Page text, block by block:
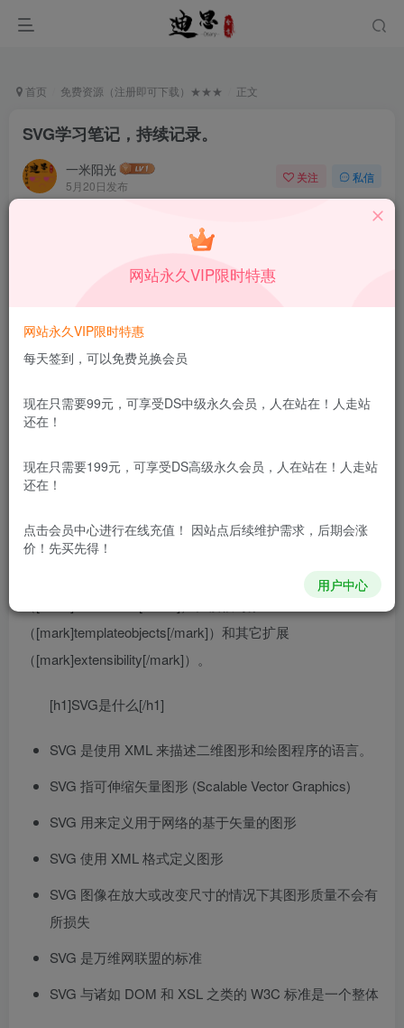
首页 免费资源（注册即可下载）★★★ 正文
SVG学习笔记，持续记录。
一米阳光
5月20日发布
关注 私信
本站所有内容来自互联网收集，仅供学习和交流，请勿用于商业
用途。如有侵权、不妥之处，请第一时间联系我们删除！
量/栅格图形。SVG提供了3种类型的图形对象：矢量图形
径）、图像([mark]image[/mark])、文本(text)。图形对象还可
进行分组、添加样式、变换、组合等操作，特征集包括嵌套
变换（[mark]nestedtransformations[/mark]）、剪切路径
（[mark]clippingpaths[/mark]）、alpha蒙板
（[mark]templateobjects[/mark]）和其它扩展
（[mark]extensibility[/mark]）。
[h1]SVG是什么[/h1]
SVG 是使用 XML 来描述二维图形和绘图程序的语言。
SVG 指可伸缩矢量图形 (Scalable Vector Graphics)
SVG 用来定义用于网络的基于矢量的图形
SVG 使用 XML 格式定义图形
SVG 图像在放大或改变尺寸的情况下其图形质量不会有
所损失
SVG 是万维网联盟的标准
SVG 与诸如 DOM 和 XSL 之类的 W3C 标准是一个整体
网站永久VIP限时特惠
网站永久VIP限时特惠
每天签到，可以免费兑换会员
现在只需要99元，可享受DS中级永久会员，人在站在！人走站
还在！
现在只需要199元，可享受DS高级永久会员，人在站在！人走站
还在！
点击会员中心进行在线充值！ 因站点后续维护需求，后期会涨
价！先买先得！
用户中心